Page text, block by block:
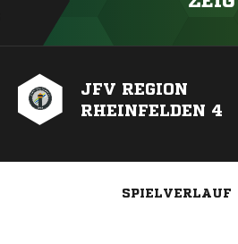
JFV REGION
RHEINFELDEN 4
SPIELVERLAUF